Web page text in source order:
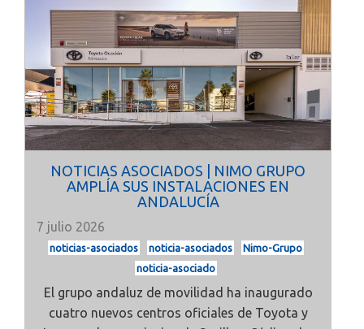
NOTICIAS ASOCIADOS | NIMO GRUPO
AMPLÍA SUS INSTALACIONES EN
ANDALUCÍA
7 julio 2026
noticias-asociados noticia-asociados
Nimo-Grupo
noticia-asociado
El grupo andaluz de movilidad ha inaugurado
cuatro nuevos centros oficiales de Toyota y